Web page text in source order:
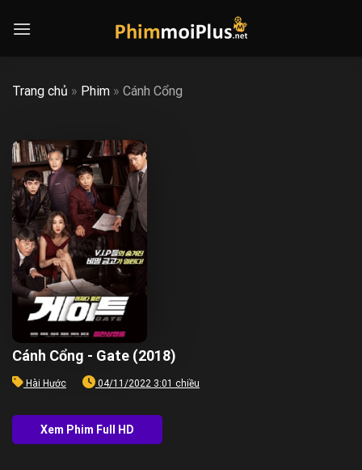
Trang chủ » Phim » Cánh Cổng
Cánh Cổng - Gate (2018)
Hài Hước 04/11/2022 3:01 chiều